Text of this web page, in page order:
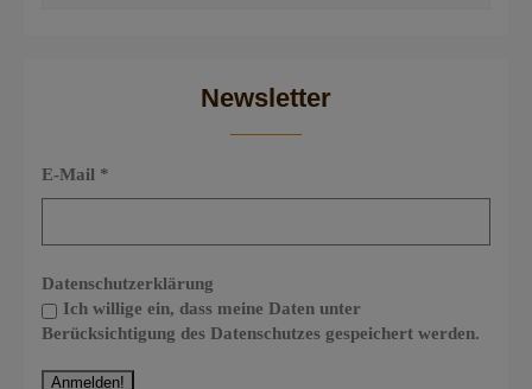
Newsletter
E-Mail *
Datenschutzerklärung
Ich willige ein, dass meine Daten unter
Berücksichtigung des Datenschutzes gespeichert werden.